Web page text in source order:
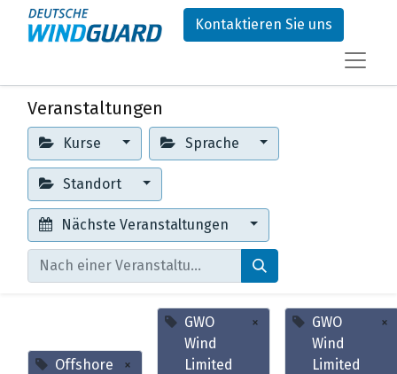
Kontaktieren Sie uns
Veranstaltungen
Kurse Sprache
Standort
Nächste Veranstaltungen
Offshore
×
GWO
Wind
Limited
×
GWO
Wind
Limited
×